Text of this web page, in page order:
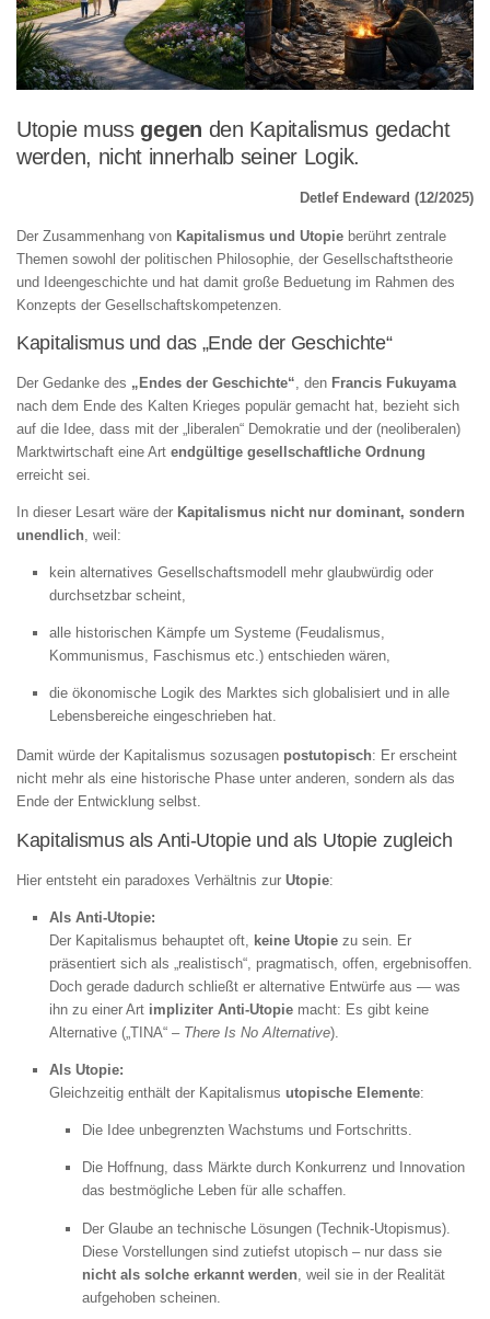
Utopie mussgegen den Kapitalismus gedacht
werden, nicht innerhalb seiner Logik.
Detlef Endeward (12/2025)
Der Zusammenhang von Kapitalismus und Utopie berührt zentrale
Themen sowohl der politischen Philosophie, der Gesellschaftstheorie
und Ideengeschichte und hat damit große Beduetung im Rahmen des
Konzepts der Gesellschaftskompetenzen.
Kapitalismus und das „Ende der Geschichte“
Der Gedanke des „Endes der Geschichte“ , den Francis Fukuyama
nach dem Ende des Kalten Krieges populär gemacht hat, bezieht sich
auf die Idee, dass mit der „liberalen“ Demokratie und der (neoliberalen)
Marktwirtschaft eine Art endgültige gesellschaftliche Ordnung
erreicht sei.
In dieser Lesart wäre der Kapitalismus nicht nur dominant, sondern
unendlich , weil:
kein alternatives Gesellschaftsmodell mehr glaubwürdig oder
durchsetzbar scheint,
alle historischen Kämpfe um Systeme (Feudalismus,
Kommunismus, Faschismus etc.) entschieden wären,
die ökonomische Logik des Marktes sich globalisiert und in alle
Lebensbereiche eingeschrieben hat.
Damit würde der Kapitalismus sozusagen postutopisch: Er erscheint
nicht mehr als eine historische Phase unter anderen, sondern als das
Ende der Entwicklung selbst.
Kapitalismus als Anti-Utopie und als Utopie zugleich
Hier entsteht ein paradoxes Verhältnis zur Utopie:
Als Anti-Utopie:
Der Kapitalismus behauptet oft,
keine Utopie zu sein. Er
präsentiert sich als „realistisch“, pragmatisch, offen, ergebnisoffen.
Doch gerade dadurch schließt er alternative Entwürfe aus — was
ihn zu einer Art impliziter Anti-Utopie macht: Es gibt keine
Alternative („TINA“ – There Is No Alternative).
Als Utopie:
Gleichzeitig enthält der Kapitalismus utopische Elemente:
Die Idee unbegrenzten Wachstums und Fortschritts.
Die Hoffnung, dass Märkte durch Konkurrenz und Innovation
das bestmögliche Leben für alle schaffen.
Der Glaube an technische Lösungen (Technik-Utopismus).
Diese Vorstellungen sind zutiefst utopisch – nur dass sie
nicht als solche erkannt werden , weil sie in der Realität
aufgehoben scheinen.